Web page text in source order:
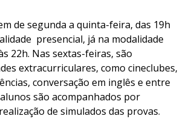
de segunda a quinta-feira, das 19h
presencial, já na modalidade
22h. Nas sextas-feiras, são
extracurriculares, como cineclubes,
conversação em inglês e entre
são acompanhados por
de simulados das provas.